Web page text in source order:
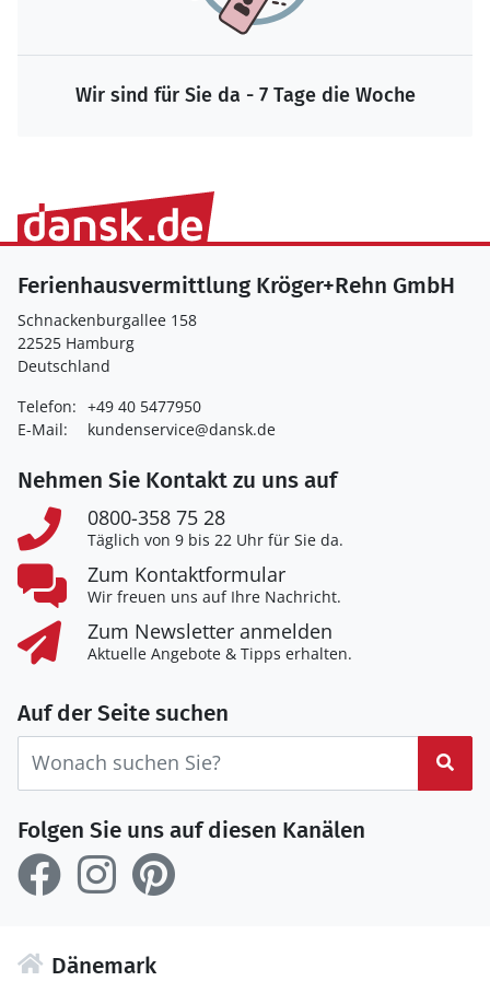
Wir sind für Sie da - 7 Tage die Woche
Ferienhausvermittlung Kröger+Rehn GmbH
Schnackenburgallee 158
22525 Hamburg
Deutschland
Telefon: +49 40 5477950
E-Mail:
kundenservice@dansk.de
Nehmen Sie Kontakt zu uns auf
0800-358 75 28
Täglich von 9 bis 22 Uhr für Sie da.
Zum Kontaktformular
Wir freuen uns auf Ihre Nachricht.
Zum Newsletter anmelden
Aktuelle Angebote & Tipps erhalten.
Auf der Seite suchen
Folgen Sie uns auf diesen Kanälen
Dänemark